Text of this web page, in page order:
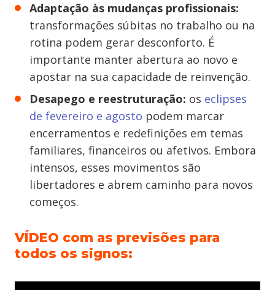
Adaptação às mudanças profissionais:
transformações súbitas no trabalho ou na
rotina podem gerar desconforto. É
importante manter abertura ao novo e
apostar na sua capacidade de reinvenção.
Desapego e reestruturação: os eclipses
de fevereiro e agosto podem marcar
encerramentos e redefinições em temas
familiares, financeiros ou afetivos. Embora
intensos, esses movimentos são
libertadores e abrem caminho para novos
começos.
VÍDEO com as previsões para
todos os signos: